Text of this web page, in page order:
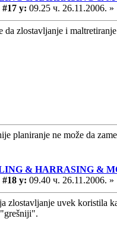
у: 09.25 ч. 26.11.2006. »
da zlostavljanje i
planiranje ne može da
& HARRASING &
у: 09.40 ч. 26.11.2006. »
ja zlostavljanje uvek koristila